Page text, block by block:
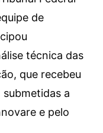
de
técnica das
que recebeu
a
e pelo